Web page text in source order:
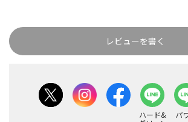
レビューを書く
ハード&
パ